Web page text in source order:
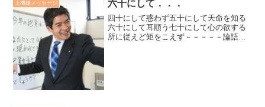
上機嫌メッセージ 六十にして．．．
四十にして惑わず五十にして天命を知る
六十にして耳順う七十にして心の欲する
所に従えど矩をこえず－－－－－論語既